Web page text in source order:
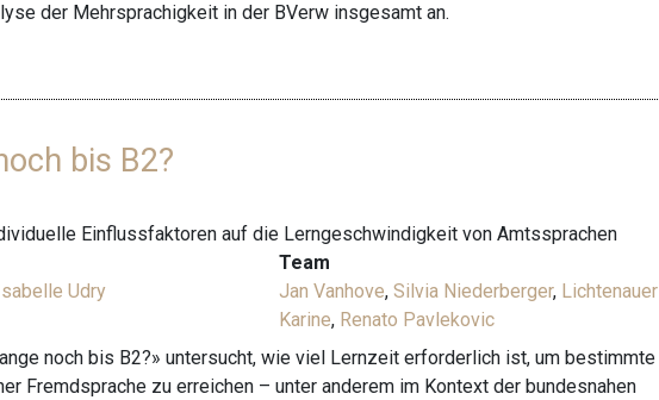
der Mehrsprachigkeit in der BVerw insgesamt an.
bis B2?
Einflussfaktoren auf die Lerngeschwindigkeit von Amtssprachen
Udry
Team
Jan Vanhove,Silvia Niederberger, Lichtenauer
Karine, Renato Pavlekovic
noch bis B2?» untersucht, wie viel Lernzeit erforderlich ist, um bestimmte
Fremdsprache zu erreichen – unter anderem im Kontext der bundesnahen